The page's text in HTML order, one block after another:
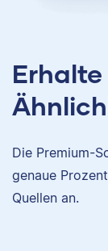
Die Premium-
genaue
Quellen an.